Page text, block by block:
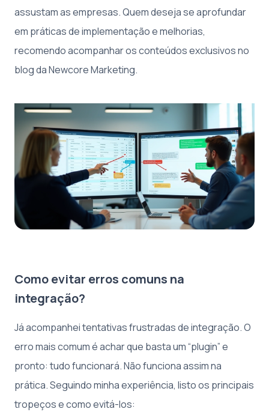
assustam as empresas. Quem deseja se aprofundar
em práticas de implementação e melhorias,
recomendo acompanhar os conteúdos exclusivos no
blog da Newcore Marketing.
Como evitar erros comuns na
integração?
Já acompanhei tentativas frustradas de integração. O
erro mais comum é achar que basta um “plugin” e
pronto: tudo funcionará. Não funciona assim na
prática. Seguindo minha experiência, listo os principais
tropeços e como evitá-los: